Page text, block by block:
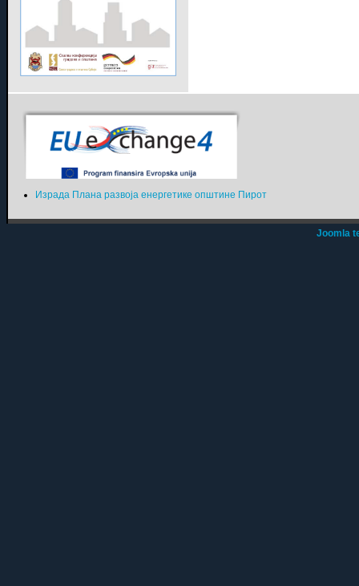
Израда Плана развоја енергетике општине Пирот
Joomla